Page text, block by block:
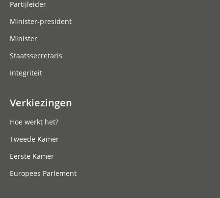
Partijleider
Minister-president
Minister
Staatssecretaris
Integriteit
Verkiezingen
Hoe werkt het?
Tweede Kamer
Eerste Kamer
Europees Parlement